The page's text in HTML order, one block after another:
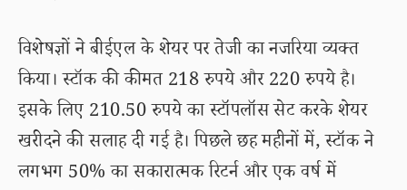
विशेषज्ञों ने बीईएल के शेयर पर तेजी का नजरिया व्यक्त
किया। स्टॉक की कीमत 218 रुपये और 220 रुपये है।
इसके लिए 210.50 रुपये का स्टॉपलॉस सेट करके शेयर
खरीदने की सलाह दी गई है। पिछले छह महीनों में, स्टॉक ने
लगभग 50% का सकारात्मक रिटर्न और एक वर्ष में